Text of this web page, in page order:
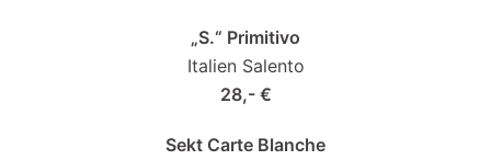
„S.“ Primitivo
Italien Salento
28,- €
Sekt Carte Blanche